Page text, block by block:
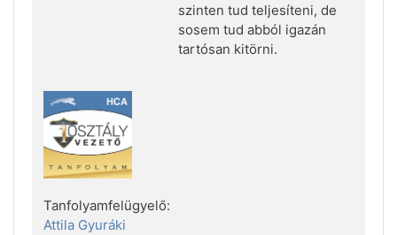
szinten tud teljesíteni, de
sosem tud abból igazán
tartósan kitörni.
Tanfolyamfelügyelő:
Attila Gyuráki